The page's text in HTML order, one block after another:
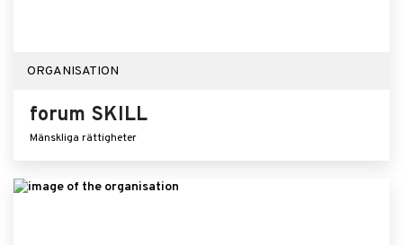
ORGANISATION
forum SKILL
Mänskliga rättigheter